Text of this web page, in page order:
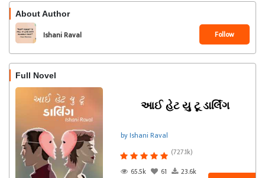
About Author
Ishani Raval Follow
Full Novel
આઈ હેટ યુ ટૂ ડાર્લિંગ
by Ishani Raval
(727.1k)
65.5k
61 23.6k